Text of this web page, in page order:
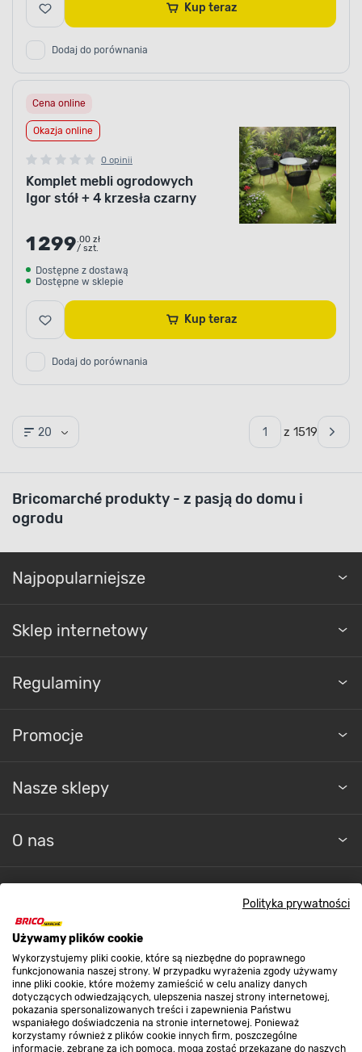
Polityka prywatności
Używamy plików cookie
Wykorzystujemy pliki cookie, które są niezbędne do poprawnego
funkcjonowania naszej strony. W przypadku wyrażenia zgody używamy
inne pliki cookie, które możemy zamieścić w celu analizy danych
dotyczących odwiedzających, ulepszenia naszej strony internetowej,
pokazania spersonalizowanych treści i zapewnienia Państwu
wspaniałego doświadczenia na stronie internetowej. Ponieważ
korzystamy również z plików cookie innych firm, poszczególne
informacje, zebrane za ich pomocą, mogą zostać przekazane do naszych
Kup teraz
Dodaj do porównania
Cena online
Okazja online
0 opinii
Komplet mebli ogrodowych
Igor stół + 4 krzesła czarny
1 299.00 zł
/ szt.
Dostępne z dostawą
Dostępne w sklepie
Kup teraz
Dodaj do porównania
20 z 1519
Bricomarché produkty - z pasją do domu i
ogrodu
Najpopularniejsze
Sklep internetowy
Regulaminy
Promocje
Nasze sklepy
O nas
Strefa biznesu
Dołącz do nas